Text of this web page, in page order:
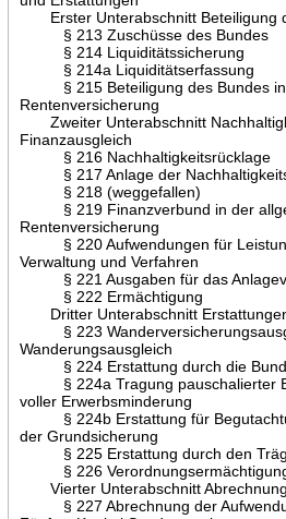
Erster Unterabschnitt Beteiligung
§ 213 Zuschüsse des Bundes
§ 214 Liquiditätssicherung
§ 214a Liquiditätserfassung
§ 215 Beteiligung des Bundes in
Rentenversicherung
Zweiter Unterabschnitt
Finanzausgleich
§ 216 Nachhaltigkeitsrücklage
§ 217 Anlage der
§ 218 (weggefallen)
§ 219 Finanzverbund in der
Rentenversicherung
§ 220 Aufwendungen für
Verwaltung und Verfahren
§ 221 Ausgaben für das
§ 222 Ermächtigung
Dritter Unterabschnitt
§ 223
Wanderungsausgleich
§ 224 Erstattung durch die
§ 224a Tragung pauschalierter
voller Erwerbsminderung
§ 224b Erstattung für
der Grundsicherung
§ 225 Erstattung durch den
§ 226
Vierter Unterabschnitt Abrechnung
§ 227 Abrechnung der